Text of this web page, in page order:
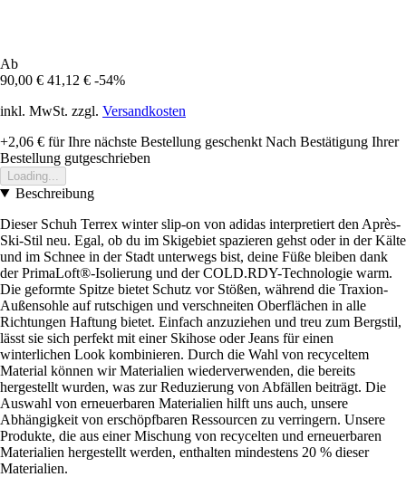
Ab
90,00 € 41,12 € -54%
inkl. MwSt. zzgl. Versandkosten
+2,06 € für Ihre nächste Bestellung geschenkt Nach Bestätigung Ihrer
Bestellung gutgeschrieben
Loading...
Beschreibung
Dieser Schuh Terrex winter slip-on von adidas interpretiert den Après-
Ski-Stil neu. Egal, ob du im Skigebiet spazieren gehst oder in der Kälte
und im Schnee in der Stadt unterwegs bist, deine Füße bleiben dank
der PrimaLoft®-Isolierung und der COLD.RDY-Technologie warm.
Die geformte Spitze bietet Schutz vor Stößen, während die Traxion-
Außensohle auf rutschigen und verschneiten Oberflächen in alle
Richtungen Haftung bietet. Einfach anzuziehen und treu zum Bergstil,
lässt sie sich perfekt mit einer Skihose oder Jeans für einen
winterlichen Look kombinieren. Durch die Wahl von recyceltem
Material können wir Materialien wiederverwenden, die bereits
hergestellt wurden, was zur Reduzierung von Abfällen beiträgt. Die
Auswahl von erneuerbaren Materialien hilft uns auch, unsere
Abhängigkeit von erschöpfbaren Ressourcen zu verringern. Unsere
Produkte, die aus einer Mischung von recycelten und erneuerbaren
Materialien hergestellt werden, enthalten mindestens 20 % dieser
Materialien.